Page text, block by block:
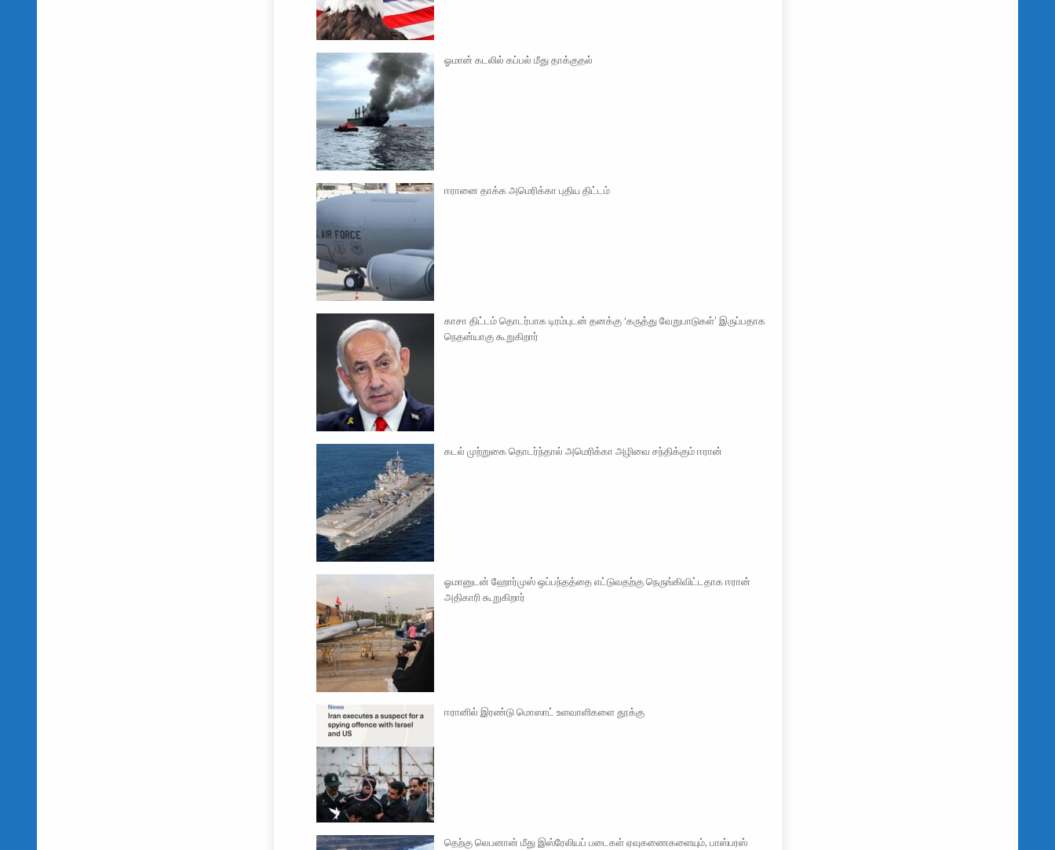
ஓமான் கடலில் கப்பல் மீது தாக்குதல்
ஈரானை தாக்க அமெரிக்கா புதிய திட்டம்
காசா திட்டம் தொடர்பாக டிரம்புடன் தனக்கு ‘கருத்து வேறுபாடுகள்’ இருப்பதாக
நெதன்யாகு கூறுகிறார்
கடல் முற்றுகை தொடர்ந்தால் அமெரிக்கா அழிவை சந்திக்கும் ஈரான்
ஓமானுடன் ஹோர்முஸ் ஒப்பந்தத்தை எட்டுவதற்கு நெருங்கிவிட்டதாக ஈரான்
அதிகாரி கூறுகிறார்
ஈரானில் இரண்டு மொஸாட் உளவாளிகளை தூக்கு
தெற்கு லெபனான் மீது இஸ்ரேலியப் படைகள் ஏவுகணைகளையும், பாஸ்பரஸ்